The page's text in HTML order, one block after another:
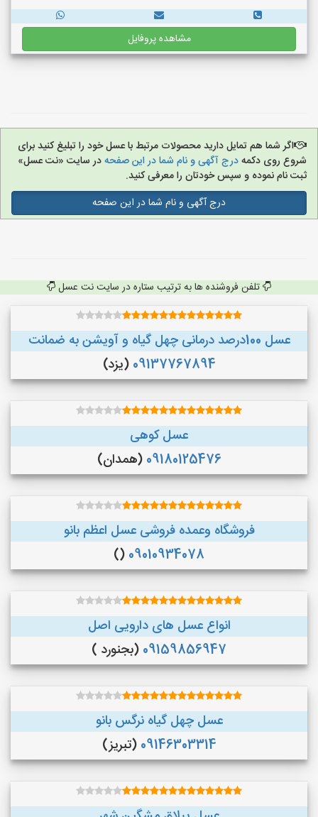
مشاهده پروفایل
اگر شما هم تمایل دارید محصولات مرتبط با عسل خود را تبلیغ کنید برای
شروع روی دکمهدرج آگهی و نام شما در این صفحهدر سایت «نت عسل»
ثبت نام نموده و سپس خودتان را معرفی کنید.
درج آگهی و نام شما در این صفحه
تلفن فروشنده ها به ترتیب ستاره در سایت نت عسل
عسل 100درصد درمانی چهل گیاه و آویشن به ضمانت
09137767894 (یزد)
عسل کوهی
09180125476 (همدان)
فروشگاه وعمده فروشی عسل اعظم بانو
09010934078
()
انواع عسل های دارویی اصل
09159856947 (بجنورد )
عسل چهل گیاه نرگس بانو
09146303314 (تبریز)